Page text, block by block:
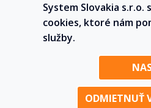
System Slovakia s.r.o.
cookies, ktoré nám
služby.
ODMIETNUŤ